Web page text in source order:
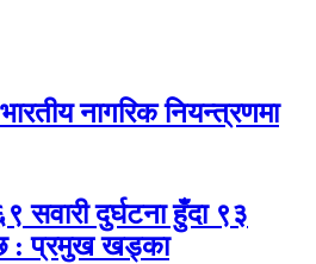
नागरिक नियन्त्रणमा
सवारी दुर्घटना हुँदा ९३
: प्रमुख खड्का